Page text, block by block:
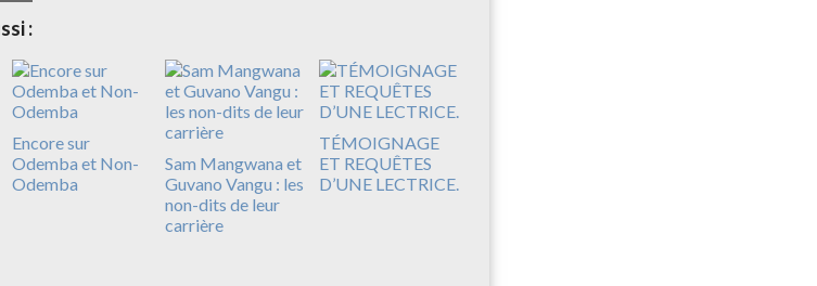
:
Encore sur
Odemba et Non-
Odemba
Sam Mangwana et
Guvano Vangu : les
non-dits de leur
carrière
TÉMOIGNAGE
ET REQUÊTES
D’UNE LECTRICE.